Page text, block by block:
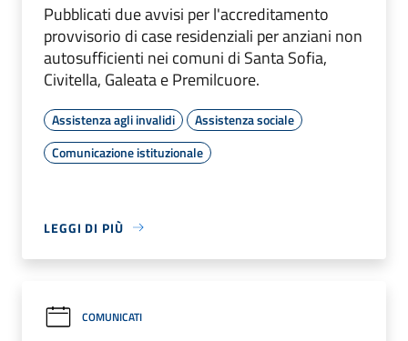
Pubblicati due avvisi per l'accreditamento
provvisorio di case residenziali per anziani non
autosufficienti nei comuni di Santa Sofia,
Civitella, Galeata e Premilcuore.
Assistenza agli invalidi
Assistenza sociale
Comunicazione istituzionale
LEGGI DI PIÙ
COMUNICATI